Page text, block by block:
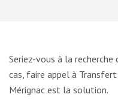
Seriez-vous à la recherche
cas, faire appel à
Mérignac est la solution.